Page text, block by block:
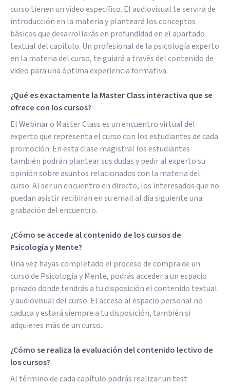
curso tienen un video específico. El audiovisual te servirá de
introducción en la materia y planteará los conceptos
básicos que desarrollarás en profundidad en el apartado
textual del capítulo. Un profesional de la psicología experto
en la materia del curso, te guiará a través del contenido de
video para una óptima experiencia formativa.
¿Qué es exactamente la Master Class interactiva que se
ofrece con los cursos?
El Webinar o Master Class es un encuentro virtual del
experto que representa el curso con los estudiantes de cada
promoción. En esta clase magistral los estudiantes
también podrán plantear sus dudas y pedir al experto su
opinión sobre asuntos relacionados con la materia del
curso. Al ser un encuentro en directo, los interesados que no
puedan asistir recibirán en su email al día siguiente una
grabación del encuentro.
¿Cómo se accede al contenido de los cursos de
Psicología y Mente?
Una vez hayas completado el proceso de compra de un
curso de Psicología y Mente, podrás acceder a un espacio
privado donde tendrás a tu disposición el contenido textual
y audiovisual del curso. El acceso al espacio personal no
caduca y estará siempre a tu disposición, también si
adquieres más de un curso.
¿Cómo se realiza la evaluación del contenido lectivo de
los cursos?
Al término de cada capítulo podrás realizar un test